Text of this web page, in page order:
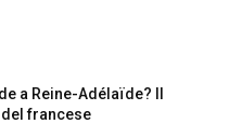
a Reine-Adélaïde? Il
francese